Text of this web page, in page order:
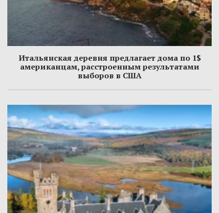
Итальянская деревня предлагает дома по 1$
американцам, расстроенным результатами
выборов в США